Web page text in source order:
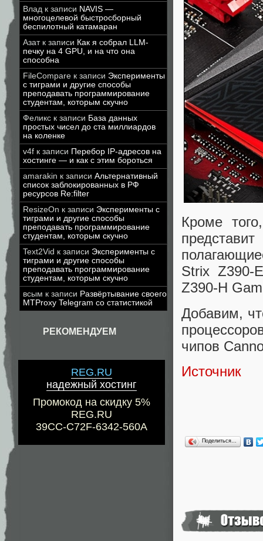
Влад к записи NAVIS —
многоцелевой быстросборный
беспилотный катамаран
Азатк записи Как я собрал LLM-
печку на 4 GPU, и на что она
способна
FileCompare к записи Эксперименты
с тиграми и другие способы
преподавать программирование
студентам, которым скучно
Феликс к записи База данных
простых чисел до ста миллиардов
на коленке
v4f к записи Перебор IP-адресов на
хостинге — и как с этим бороться
amarakin к записи Альтернативный
список заблокированных в РФ
ресурсов Re:filter
ResizeOn к записи Эксперименты с
тиграми и другие способы
преподавать программирование
студентам, которым скучно
Text2Vid к записи Эксперименты с
тиграми и другие способы
преподавать программирование
студентам, которым скучно
всым к записи Развёртывание своего
MTProxy Telegram со статистикой
РЕКОМЕНДУЕМ
REG.RU
надежный хостинг
Промокод на скидку 5%
REG.RU
39CC-C72F-6342-560A
Кроме
Strix Z390-
Z390-H
Добавим,
чипов
Источник
Поделиться…